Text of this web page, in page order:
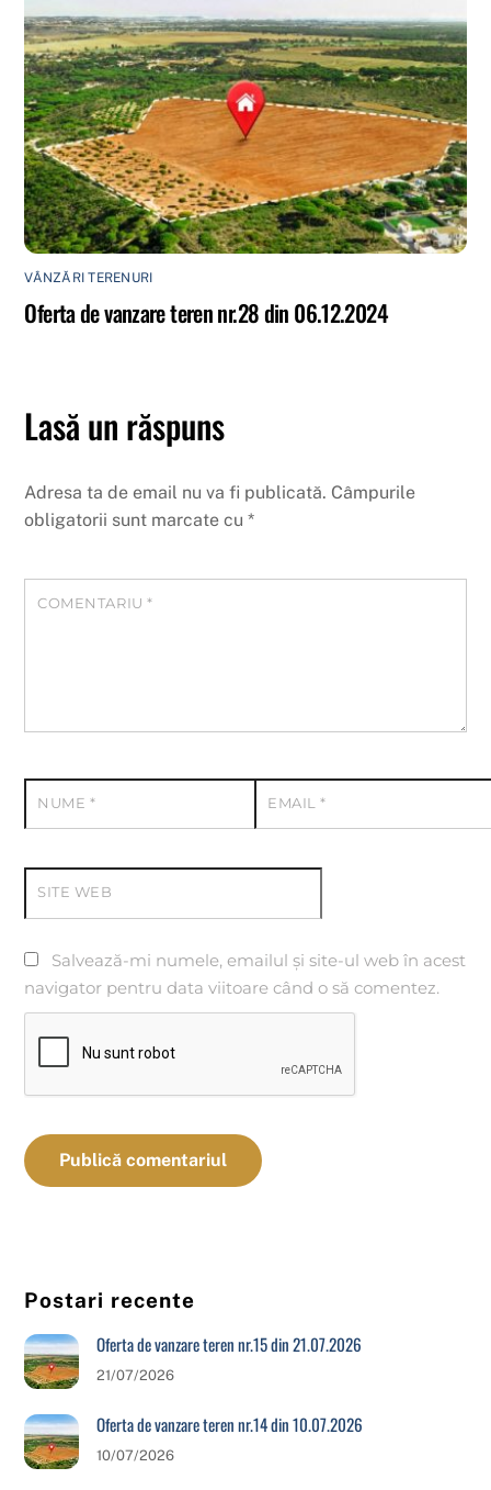
VÂNZĂRI TERENURI
Oferta de vanzare teren nr.28 din 06.12.2024
Lasă un răspuns
Adresa ta de email nu va fi publicată. Câmpurile
obligatorii sunt marcate cu*
COMENTARIU*
NUME * EMAIL*
SITE WEB
Salvează-mi numele, emailul și site-ul web în acest
navigator pentru data viitoare când o să comentez.
Postari recente
Oferta de vanzare teren nr.15 din 21.07.2026
21/07/2026
Oferta de vanzare teren nr.14 din 10.07.2026
10/07/2026